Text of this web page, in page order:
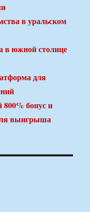
в уральском
в южной столице
для
бонус и
выигрыша